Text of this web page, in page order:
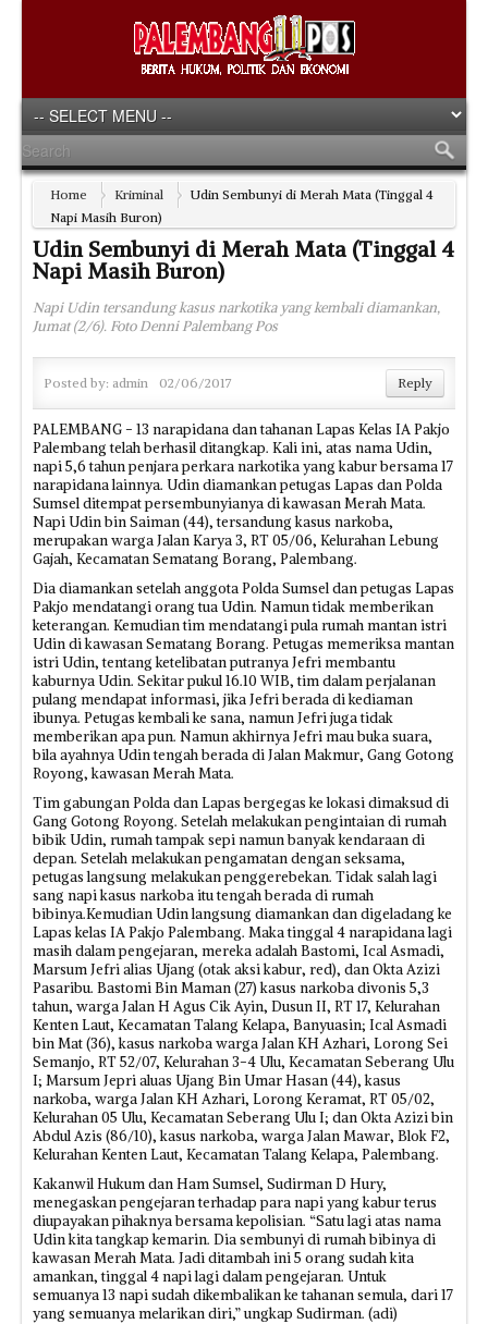
Home Kriminal
Udin Sembunyi di Merah Mata (Tinggal 4
Napi Masih Buron)
Udin Sembunyi di Merah Mata (Tinggal 4
Napi Masih Buron)
Napi Udin tersandung kasus narkotika yang kembali diamankan,
Jumat (2/6). Foto Denni Palembang Pos
Posted by: admin 02/06/2017 Reply
PALEMBANG - 13 narapidana dan tahanan Lapas Kelas IA Pakjo
Palembang telah berhasil ditangkap. Kali ini, atas nama Udin,
napi 5,6 tahun penjara perkara narkotika yang kabur bersama 17
narapidana lainnya. Udin diamankan petugas Lapas dan Polda
Sumsel ditempat persembunyianya di kawasan Merah Mata.
Napi Udin bin Saiman (44), tersandung kasus narkoba,
merupakan warga Jalan Karya 3, RT 05/06, Kelurahan Lebung
Gajah, Kecamatan Sematang Borang, Palembang.
Dia diamankan setelah anggota Polda Sumsel dan petugas Lapas
Pakjo mendatangi orang tua Udin. Namun tidak memberikan
keterangan. Kemudian tim mendatangi pula rumah mantan istri
Udin di kawasan Sematang Borang. Petugas memeriksa mantan
istri Udin, tentang ketelibatan putranya Jefri membantu
kaburnya Udin. Sekitar pukul 16.10 WIB, tim dalam perjalanan
pulang mendapat informasi, jika Jefri berada di kediaman
ibunya. Petugas kembali ke sana, namun Jefri juga tidak
memberikan apa pun. Namun akhirnya Jefri mau buka suara,
bila ayahnya Udin tengah berada di Jalan Makmur, Gang Gotong
Royong, kawasan Merah Mata.
Tim gabungan Polda dan Lapas bergegas ke lokasi dimaksud di
Gang Gotong Royong. Setelah melakukan pengintaian di rumah
bibik Udin, rumah tampak sepi namun banyak kendaraan di
depan. Setelah melakukan pengamatan dengan seksama,
petugas langsung melakukan penggerebekan. Tidak salah lagi
sang napi kasus narkoba itu tengah berada di rumah
bibinya.Kemudian Udin langsung diamankan dan digeladang ke
Lapas kelas IA Pakjo Palembang. Maka tinggal 4 narapidana lagi
masih dalam pengejaran, mereka adalah Bastomi, Ical Asmadi,
Marsum Jefri alias Ujang (otak aksi kabur, red), dan Okta Azizi
Pasaribu. Bastomi Bin Maman (27) kasus narkoba divonis 5,3
tahun, warga Jalan H Agus Cik Ayin, Dusun II, RT 17, Kelurahan
Kenten Laut, Kecamatan Talang Kelapa, Banyuasin; Ical Asmadi
bin Mat (36), kasus narkoba warga Jalan KH Azhari, Lorong Sei
Semanjo, RT 52/07, Kelurahan 3-4 Ulu, Kecamatan Seberang Ulu
I; Marsum Jepri aluas Ujang Bin Umar Hasan (44), kasus
narkoba, warga Jalan KH Azhari, Lorong Keramat, RT 05/02,
Kelurahan 05 Ulu, Kecamatan Seberang Ulu I; dan Okta Azizi bin
Abdul Azis (86/10), kasus narkoba, warga Jalan Mawar, Blok F2,
Kelurahan Kenten Laut, Kecamatan Talang Kelapa, Palembang.
Kakanwil Hukum dan Ham Sumsel, Sudirman D Hury,
menegaskan pengejaran terhadap para napi yang kabur terus
diupayakan pihaknya bersama kepolisian. “Satu lagi atas nama
Udin kita tangkap kemarin. Dia sembunyi di rumah bibinya di
kawasan Merah Mata. Jadi ditambah ini 5 orang sudah kita
amankan, tinggal 4 napi lagi dalam pengejaran. Untuk
semuanya 13 napi sudah dikembalikan ke tahanan semula, dari 17
yang semuanya melarikan diri,” ungkap Sudirman. (adi)